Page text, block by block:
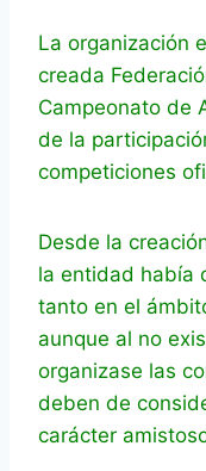
La organización
creada
Campeonato de
de la
competiciones
Desde la
la entidad había
tanto en el
aunque al no
organizase las
deben de
carácter